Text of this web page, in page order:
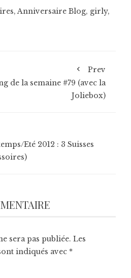
, Anniversaire Blog, girly,
Prev
de la semaine #79 (avec la
Joliebox)
Eté 2012 : 3 Suisses
sera pas publiée. Les
indiqués avec *